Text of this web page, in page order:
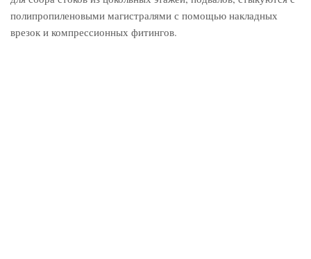
полипропиленовыми магистралями с помощью накладных
врезок и компрессионных фитингов.